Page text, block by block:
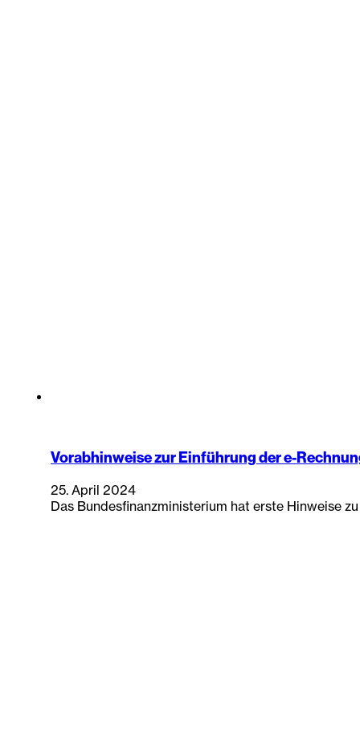
Vorabhinweise zur Einführung der e-
25. April 2024
Das Bundesfinanzministerium hat erste Hinweise